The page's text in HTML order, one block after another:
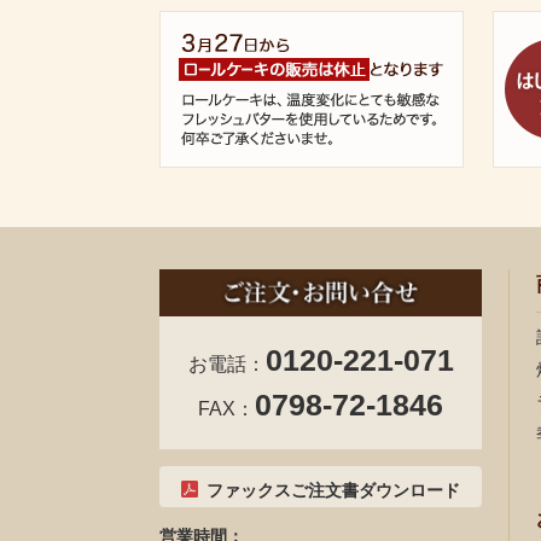
お電話： 0120-221-071
FAX： 0798-72-1846
ファックスご注文書ダウンロード
営業時間：